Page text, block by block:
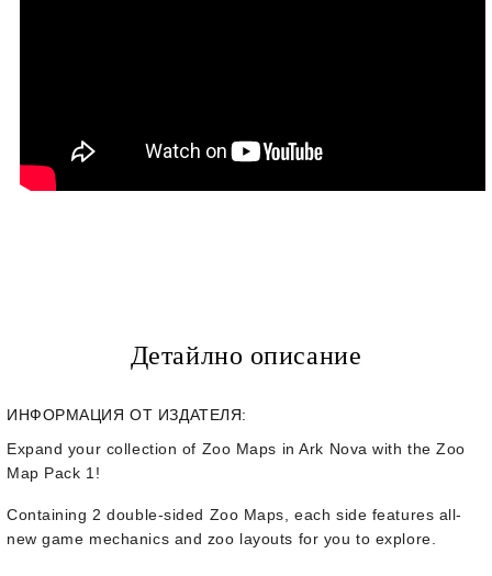
Детайлно описание
ИНФОРМАЦИЯ ОТ ИЗДАТЕЛЯ:
Expand your collection of Zoo Maps in Ark Nova with the Zoo
Map Pack 1!
Containing 2 double-sided Zoo Maps, each side features all-
new game mechanics and zoo layouts for you to explore.